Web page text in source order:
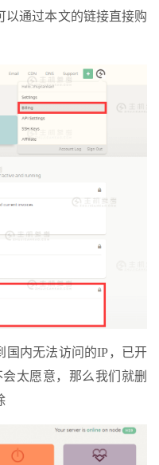
以通过本文的链接直接购
国内无法访问的IP，已开
太愿意，那么我们就删